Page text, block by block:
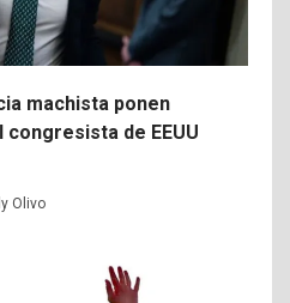
machista ponen
de EEUU
Olivo